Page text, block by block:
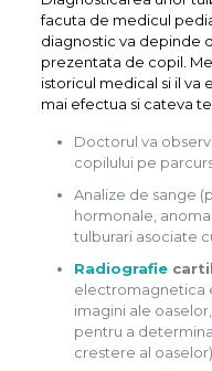
facuta de medicul
diagnostic va depinde
prezentata de copil.
istoricul medical si il va
mai efectua si cateva
Doctorul va
copilului pe
Analize de sange
hormonale,
tulburari asociate
Radiografie
electromagnetica
imagini ale
pentru a
crestere al oaselor).